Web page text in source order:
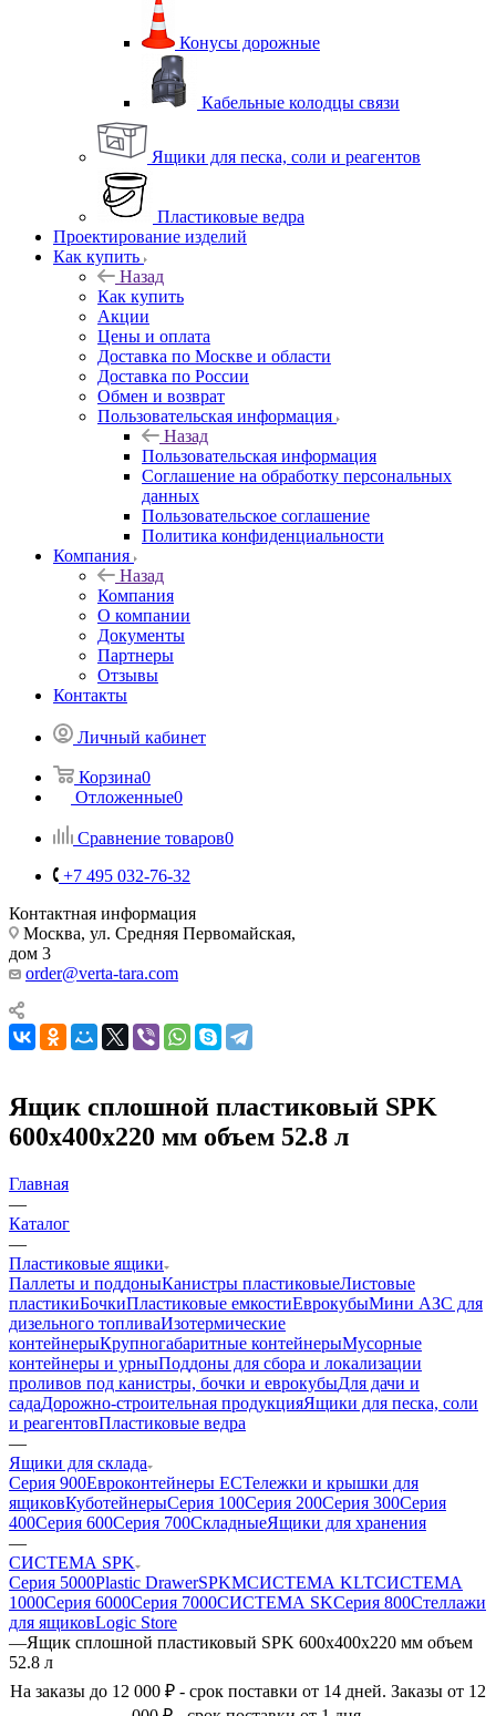
Конусы дорожные
Кабельные колодцы связи
Ящики для песка, соли и реагентов
Пластиковые ведра
Проектирование изделий
Как купить
Назад
Как купить
Акции
Цены и оплата
Доставка по Москве и области
Доставка по России
Обмен и возврат
Пользовательская информация
Назад
Пользовательская информация
Соглашение на обработку персональных
данных
Пользовательское соглашение
Политика конфиденциальности
Компания
Назад
Компания
О компании
Документы
Партнеры
Отзывы
Контакты
Личный кабинет
Корзина0
Отложенные0
Сравнение товаров0
+7 495 032-76-32
Контактная информация
Москва, ул. Средняя Первомайская,
дом 3
order@verta-tara.com
Ящик сплошной пластиковый SPK
600х400х220 мм объем 52.8 л
Главная
—
Каталог
—
Пластиковые ящики
Паллеты и поддоныКанистры пластиковыеЛистовые
пластикиБочкиПластиковые емкостиЕврокубыМини АЗС для
дизельного топливаИзотермические
контейнерыКрупногабаритные контейнерыМусорные
контейнеры и урныПоддоны для сбора и локализации
проливов под канистры, бочки и еврокубыДля дачи и
садаДорожно-строительная продукцияЯщики для песка, соли
и реагентовПластиковые ведра
—
Ящики для склада
Серия 900Евроконтейнеры ЕСТележки и крышки для
ящиковКуботейнерыСерия 100Серия 200Серия 300Серия
400Серия 600Серия 700СкладныеЯщики для хранения
—
СИСТЕМА SPK
Серия 5000Plastic DrawerSPKMСИСТЕМА KLTСИСТЕМА
1000Серия 6000Серия 7000СИСТЕМА SKСерия 800Стеллажи
для ящиковLogic Store
—Ящик сплошной пластиковый SPK 600х400х220 мм объем
52.8 л
На заказы до 12 000 ₽ - срок поставки от 14 дней. Заказы от 12